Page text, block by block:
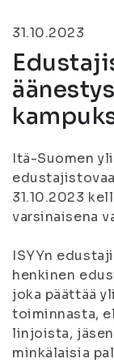
31.10.2023
Itä-Suomen
31.10.2023
varsinaisena
ISYYn
henkinen
joka päättää
toiminnasta,
linjoista,
minkälaisia